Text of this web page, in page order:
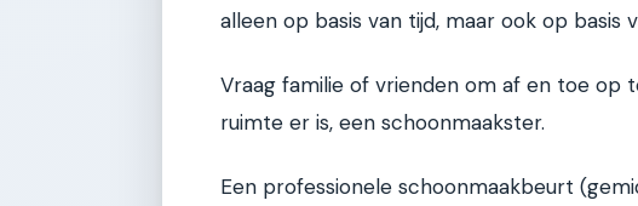
alleen op basis van tijd, maar ook op basis
Vraag familie of vrienden om af en toe op
ruimte er is, een schoonmaakster.
Een professionele schoonmaakbeurt